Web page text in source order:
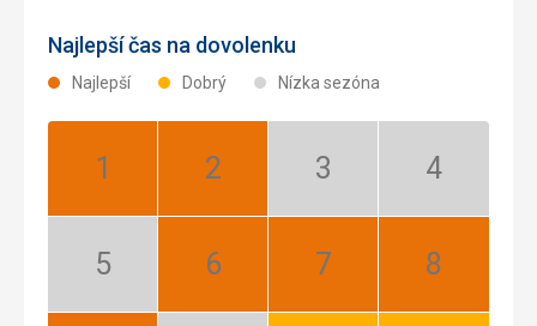
Najlepší čas na dovolenku
Najlepší Dobrý Nízka sezóna
Január:
Február:
Marec:
Apríl:
Máj:
Jún:
Júl:
August: